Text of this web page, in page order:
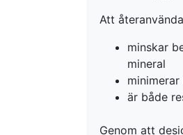
Att
minskar
mineral
är både
Genom att